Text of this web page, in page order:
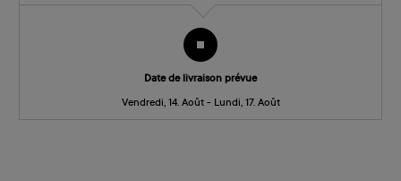
Date de livraison prévue
Vendredi, 14. Août - Lundi, 17. Août